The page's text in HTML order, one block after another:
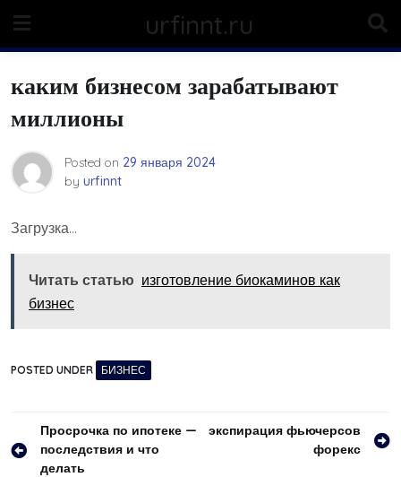
content
urfinnt.ru
каким бизнесом зарабатывают
миллионы
Posted on 29 января 2024
by urfinnt
Загрузка…
Читать статью изготовление биокаминов как
бизнес
POSTED UNDER БИЗНЕС
Навигация
по
Просрочка по ипотеке —
последствия и что
делать
экспирация фьючерсов
форекс